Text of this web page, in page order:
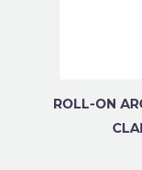
ROLL-ON